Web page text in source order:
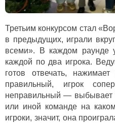
Третьим конкурсом стал
в предыдущих, играли
всеми». В каждом раунде
каждой по два игрока.
готов отвечать,
правильный, игрок
неправильный — выбывает
или иной команде на
игроки, значит, она